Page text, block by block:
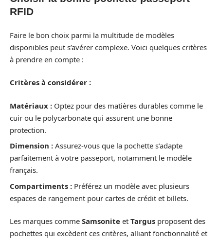
RFID
Faire le bon choix parmi la multitude de modèles
disponibles peut s’avérer complexe. Voici quelques critères
à prendre en compte :
Critères à considérer :
Matériaux : Optez pour des matières durables comme le
cuir ou le polycarbonate qui assurent une bonne
protection.
Dimension : Assurez-vous que la pochette s’adapte
parfaitement à votre passeport, notamment le modèle
français.
Compartiments : Préférez un modèle avec plusieurs
espaces de rangement pour cartes de crédit et billets.
Les marques comme Samsonite et Targus proposent des
pochettes qui excèdent ces critères, alliant fonctionnalité et